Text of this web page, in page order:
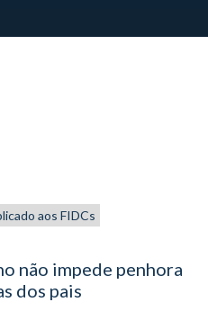
aos FIDCs
não impede penhora
dos pais